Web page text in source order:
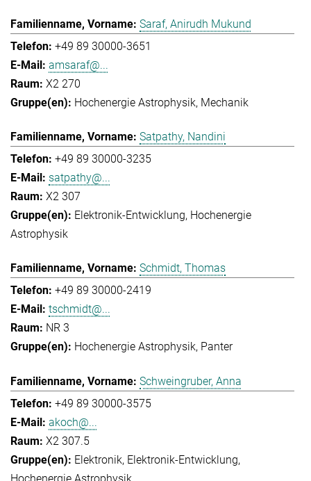
Saraf, Anirudh Mukund
+49 89 30000-3651
amsaraf@...
X2 270
Hochenergie Astrophysik Mechanik
Satpathy, Nandini
+49 89 30000-3235
satpathy@...
X2 307
Elektronik-Entwicklung Hochenergie
Astrophysik
Schmidt, Thomas
+49 89 30000-2419
tschmidt@...
NR 3
Hochenergie Astrophysik Panter
Schweingruber, Anna
+49 89 30000-3575
akoch@...
X2 307.5
Elektronik Elektronik-Entwicklung